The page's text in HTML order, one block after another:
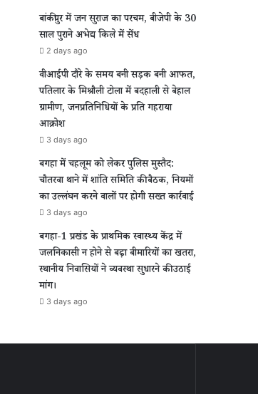
बांकीपुर में जन सुराज का परचम, बीजेपी के 30
साल पुराने अभेद्य किले में सेंध
2 days ago
वीआईपी दौरे के समय बनी सड़क बनी आफत,
पतिलार के मिश्रौली टोला में बदहाली से बेहाल
ग्रामीण, जनप्रतिनिधियों के प्रति गहराया
आक्रोश
3 days ago
बगहा में चहलूम को लेकर पुलिस मुस्तैद:
चौतरवा थाने में शांति समिति की बैठक, नियमों
का उल्लंघन करने वालों पर होगी सख्त कार्रवाई
3 days ago
बगहा-1 प्रखंड के प्राथमिक स्वास्थ्य केंद्र में
जलनिकासी न होने से बढ़ा बीमारियों का खतरा,
स्थानीय निवासियों ने व्यवस्था सुधारने की उठाई
मांग।
3 days ago